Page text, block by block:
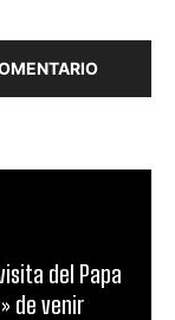
del Papa
de venir